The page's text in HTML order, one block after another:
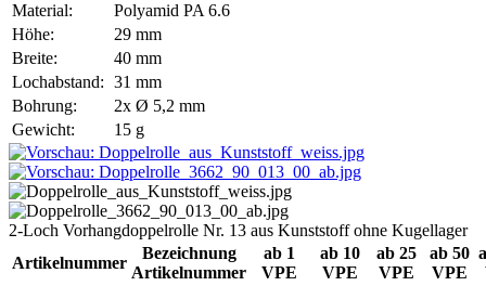
Material:
Polyamid PA 6.6
Höhe:
29 mm
Breite:
40 mm
Lochabstand: 31 mm
Bohrung:
2x Ø 5,2 mm
Gewicht:
15 g
2-Loch Vorhangdoppelrolle Nr. 13 aus Kunststoff ohne Kugellager
Artikelnummer
Bezeichnung
Artikelnummer
ab 1
VPE
ab 10
VPE
ab 25
VPE
ab 50
VPE